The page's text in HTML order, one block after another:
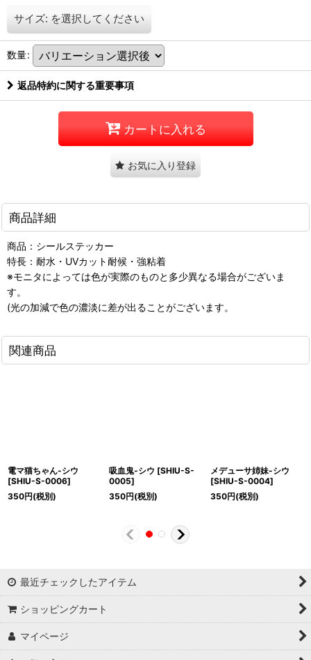
サイズ: を選択してください
数量:
返品特約に関する重要事項
カートに入れる
お気に入り登録
商品詳細
商品：シールステッカー
特長：耐水・UVカット耐候・強粘着
※モニタによっては色が実際のものと多少異なる場合がございま
す。
(光の加減で色の濃淡に差が出ることがございます。
関連商品
電マ猫ちゃん-シウ
[SHIU-S-0006]
350円(税別)
吸血鬼-シウ [SHIU-S-
0005]
350円(税別)
メデューサ姉妹-シウ
[SHIU-S-0004]
350円(税別)
最近チェックしたアイテム
ショッピングカート
マイページ